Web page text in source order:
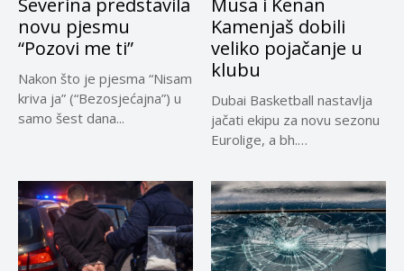
novu pjesmu
“Pozovi me ti”
Nakon što je pjesma “Nisam
kriva ja” (“Bezosjećajna”) u
samo šest dana...
Kamenjaš dobili
veliko pojačanje u
klubu
Dubai Basketball nastavlja
jačati ekipu za novu sezonu
Eurolige, a bh.